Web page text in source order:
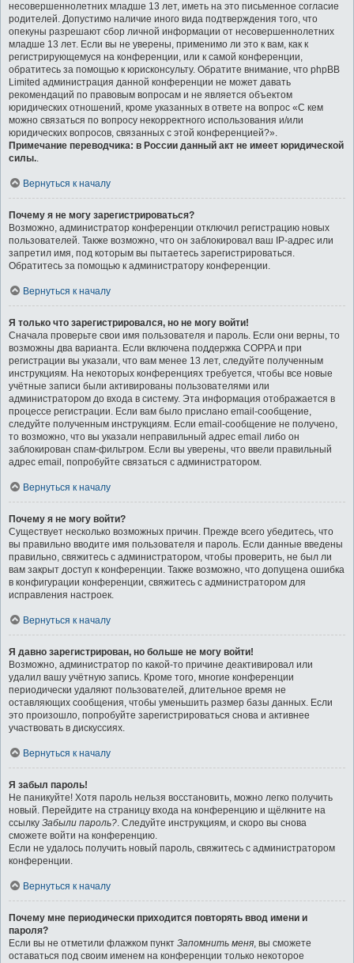
несовершеннолетних младше 13 лет, иметь на это письменное согласие
родителей. Допустимо наличие иного вида подтверждения того, что
опекуны разрешают сбор личной информации от несовершеннолетних
младше 13 лет. Если вы не уверены, применимо ли это к вам, как к
регистрирующемуся на конференции, или к самой конференции,
обратитесь за помощью к юрисконсульту. Обратите внимание, что phpBB
Limited администрация данной конференции не может давать
рекомендаций по правовым вопросам и не является объектом
юридических отношений, кроме указанных в ответе на вопрос «С кем
можно связаться по вопросу некорректного использования и/или
юридических вопросов, связанных с этой конференцией?».
Примечание переводчика: в России данный акт не имеет юридической
силы..
Вернуться к началу
Почему я не могу зарегистрироваться?
Возможно, администратор конференции отключил регистрацию новых
пользователей. Также возможно, что он заблокировал ваш IP-адрес или
запретил имя, под которым вы пытаетесь зарегистрироваться.
Обратитесь за помощью к администратору конференции.
Вернуться к началу
Я только что зарегистрировался, но не могу войти!
Сначала проверьте свои имя пользователя и пароль. Если они верны, то
возможны два варианта. Если включена поддержка COPPA и при
регистрации вы указали, что вам менее 13 лет, следуйте полученным
инструкциям. На некоторых конференциях требуется, чтобы все новые
учётные записи были активированы пользователями или
администратором до входа в систему. Эта информация отображается в
процессе регистрации. Если вам было прислано email-сообщение,
следуйте полученным инструкциям. Если email-сообщение не получено,
то возможно, что вы указали неправильный адрес email либо он
заблокирован спам-фильтром. Если вы уверены, что ввели правильный
адрес email, попробуйте связаться с администратором.
Вернуться к началу
Почему я не могу войти?
Существует несколько возможных причин. Прежде всего убедитесь, что
вы правильно вводите имя пользователя и пароль. Если данные введены
правильно, свяжитесь с администратором, чтобы проверить, не был ли
вам закрыт доступ к конференции. Также возможно, что допущена ошибка
в конфигурации конференции, свяжитесь с администратором для
исправления настроек.
Вернуться к началу
Я давно зарегистрирован, но больше не могу войти!
Возможно, администратор по какой-то причине деактивировал или
удалил вашу учётную запись. Кроме того, многие конференции
периодически удаляют пользователей, длительное время не
оставляющих сообщения, чтобы уменьшить размер базы данных. Если
это произошло, попробуйте зарегистрироваться снова и активнее
участвовать в дискуссиях.
Вернуться к началу
Я забыл пароль!
Не паникуйте! Хотя пароль нельзя восстановить, можно легко получить
новый. Перейдите на страницу входа на конференцию и щёлкните на
ссылку Забыли пароль?. Следуйте инструкциям, и скоро вы снова
сможете войти на конференцию.
Если не удалось получить новый пароль, свяжитесь с администратором
конференции.
Вернуться к началу
Почему мне периодически приходится повторять ввод имени и
пароля?
Если вы не отметили флажком пункт Запомнить меня, вы сможете
оставаться под своим именем на конференции только некоторое